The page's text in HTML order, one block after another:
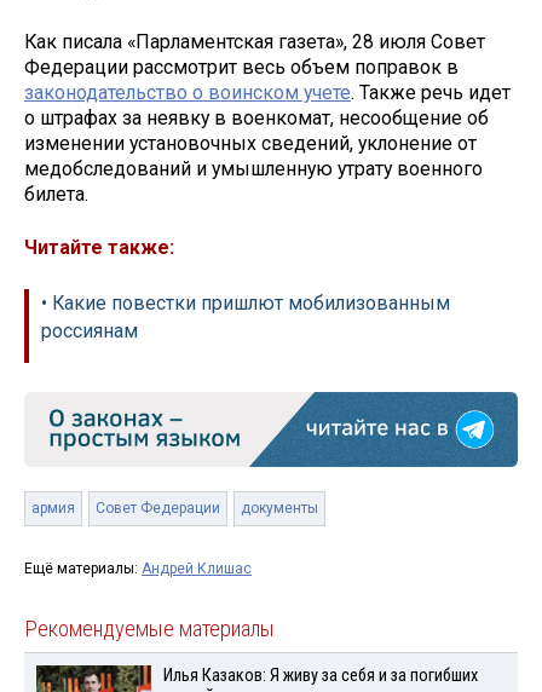
Как писала «Парламентская газета», 28 июля Совет
Федерации рассмотрит весь объем поправок в
законодательство о воинском учете. Также речь идет
о штрафах за неявку в военкомат, несообщение об
изменении установочных сведений, уклонение от
медобследований и умышленную утрату военного
билета.
Читайте также:
• Какие повестки пришлют мобилизованным
россиянам
армия Совет Федерации документы
Ещё материалы: Андрей Клишас
Рекомендуемые материалы
Илья Казаков: Я живу за себя и за погибших